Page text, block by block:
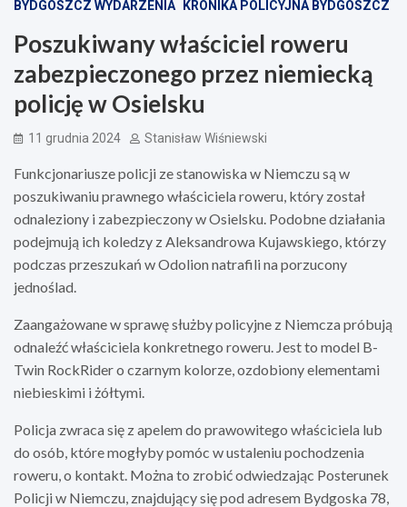
BYDGOSZCZ WYDARZENIA KRONIKA POLICYJNA BYDGOSZCZ
Poszukiwany właściciel roweru
zabezpieczonego przez niemiecką
policję w Osielsku
11 grudnia 2024 Stanisław Wiśniewski
Funkcjonariusze policji ze stanowiska w Niemczu są w
poszukiwaniu prawnego właściciela roweru, który został
odnaleziony i zabezpieczony w Osielsku. Podobne działania
podejmują ich koledzy z Aleksandrowa Kujawskiego, którzy
podczas przeszukań w Odolion natrafili na porzucony
jednoślad.
Zaangażowane w sprawę służby policyjne z Niemcza próbują
odnaleźć właściciela konkretnego roweru. Jest to model B-
Twin RockRider o czarnym kolorze, ozdobiony elementami
niebieskimi i żółtymi.
Policja zwraca się z apelem do prawowitego właściciela lub
do osób, które mogłyby pomóc w ustaleniu pochodzenia
roweru, o kontakt. Można to zrobić odwiedzając Posterunek
Policji w Niemczu, znajdujący się pod adresem Bydgoska 78,